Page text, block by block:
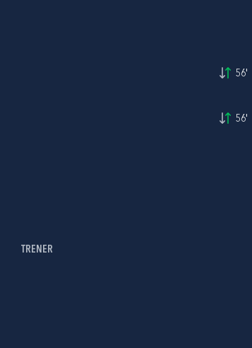
56'
56'
TRENER